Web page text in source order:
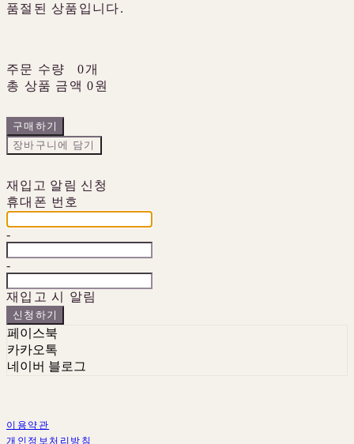
품절된 상품입니다.
주문 수량
0개
총 상품 금액 0원
구매하기
장바구니에 담기
재입고 알림 신청
휴대폰 번호
-
-
재입고 시 알림
신청하기
페이스북
카카오톡
네이버 블로그
이용약관
개인정보처리방침